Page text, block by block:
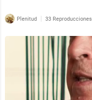
Plenitud | 33 Reproducciones